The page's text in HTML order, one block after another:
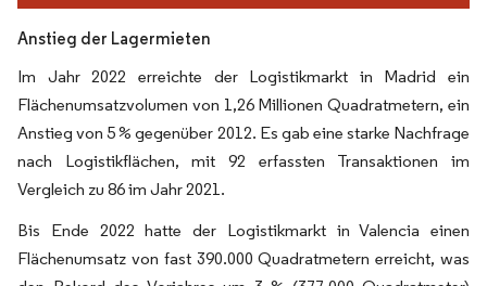
Anstieg der Lagermieten
Im Jahr 2022 erreichte der Logistikmarkt in Madrid ein
Flächenumsatzvolumen von 1,26 Millionen Quadratmetern, ein
Anstieg von 5 % gegenüber 2012. Es gab eine starke Nachfrage
nach Logistikflächen, mit 92 erfassten Transaktionen im
Vergleich zu 86 im Jahr 2021.
Bis Ende 2022 hatte der Logistikmarkt in Valencia einen
Flächenumsatz von fast 390.000 Quadratmetern erreicht, was